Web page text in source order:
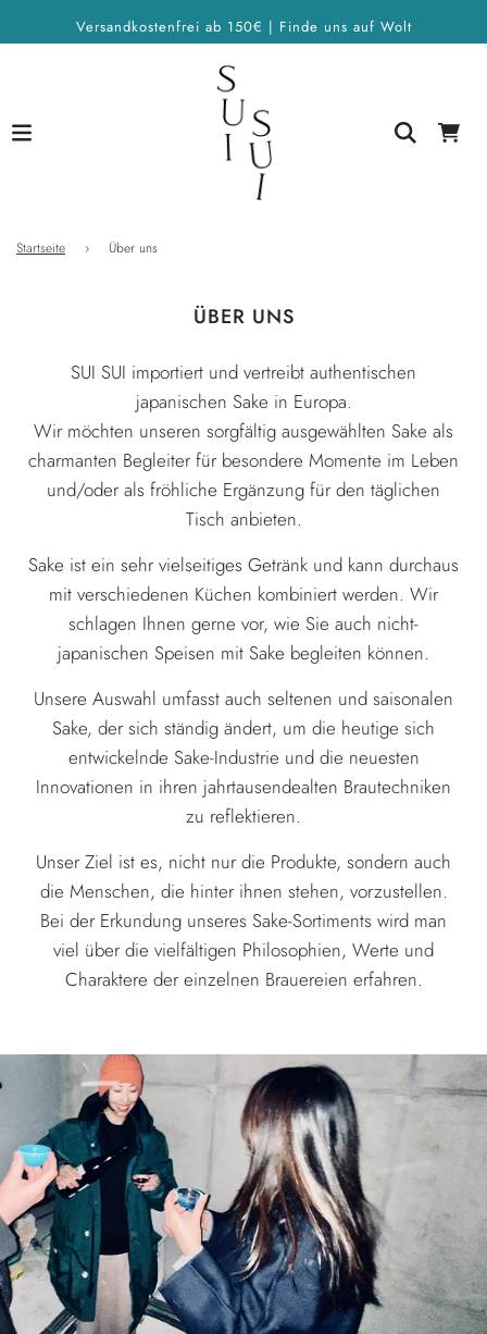
Versandkostenfrei ab 150€ | Finde uns auf Wolt
Startseite › Über uns
ÜBER UNS
SUI SUI importiert und vertreibt authentischen
japanischen Sake in Europa.
Wir möchten unseren sorgfältig ausgewählten Sake als
charmanten Begleiter für besondere Momente im Leben
und/oder als fröhliche Ergänzung für den täglichen
Tisch anbieten.
Sake ist ein sehr vielseitiges Getränk und kann durchaus
mit verschiedenen Küchen kombiniert werden. Wir
schlagen Ihnen gerne vor, wie Sie auch nicht-
japanischen Speisen mit Sake begleiten können.
Unsere Auswahl umfasst auch seltenen und saisonalen
Sake, der sich ständig ändert, um die heutige sich
entwickelnde Sake-Industrie und die neuesten
Innovationen in ihren jahrtausendealten Brautechniken
zu reflektieren.
Unser Ziel ist es, nicht nur die Produkte, sondern auch
die Menschen, die hinter ihnen stehen, vorzustellen.
Bei der Erkundung unseres Sake-Sortiments wird man
viel über die vielfältigen Philosophien, Werte und
Charaktere der einzelnen Brauereien erfahren.